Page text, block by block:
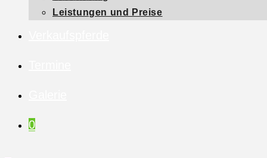
Leistungen und Preise
0